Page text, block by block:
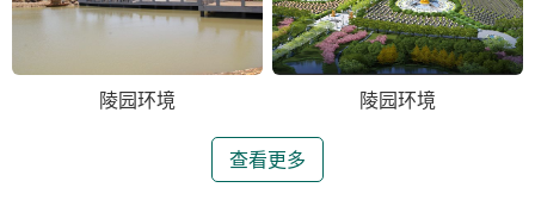
陵园环境 陵园环境
查看更多